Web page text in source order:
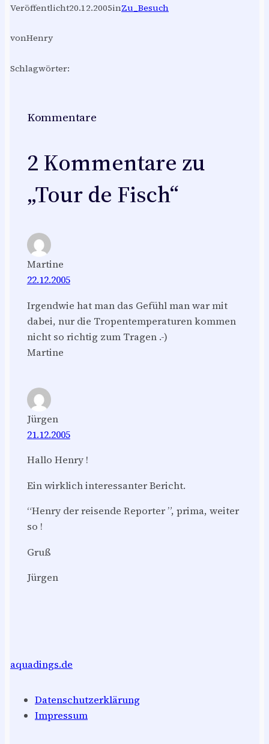
Veröffentlicht20.12.2005inZu_Besuch
vonHenry
Schlagwörter:
Kommentare
2 Kommentare zu
„Tour de Fisch“
Martine
22.12.2005
Irgendwie hat man das Gefühl man war mit
dabei, nur die Tropentemperaturen kommen
nicht so richtig zum Tragen .-)
Martine
Jürgen
21.12.2005
Hallo Henry !
Ein wirklich interessanter Bericht.
“Henry der reisende Reporter ”, prima, weiter
so !
Gruß
Jürgen
aquadings.de
Datenschutzerklärung
Impressum